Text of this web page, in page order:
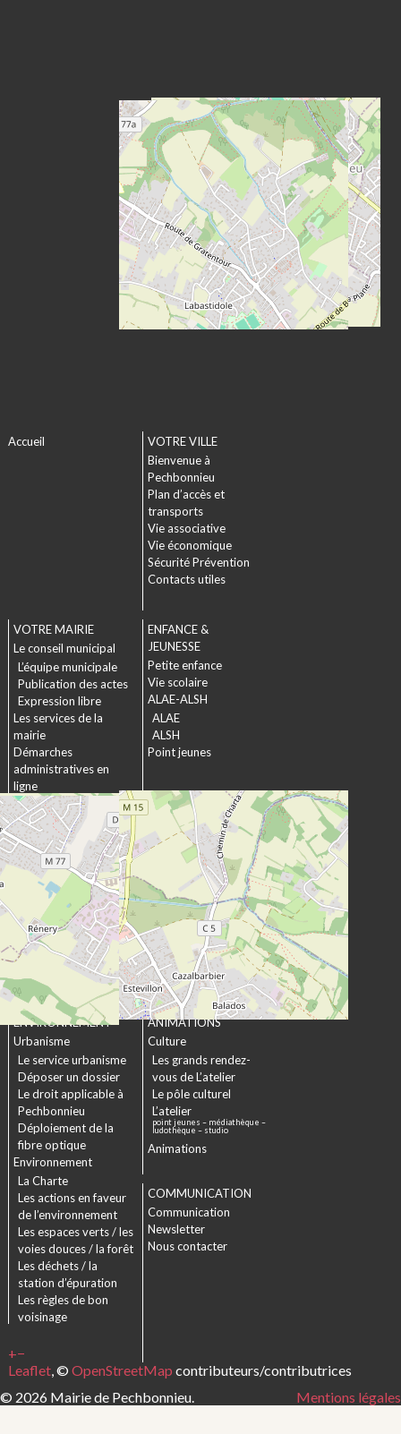
+−
Leaflet, © OpenStreetMap contributeurs/contributrices
Accueil
VOTRE VILLE
Bienvenue à
Pechbonnieu
Plan d’accès et
transports
Vie associative
Vie économique
Sécurité Prévention
Contacts utiles
VOTRE MAIRIE
Le conseil municipal
L’équipe municipale
Publication des actes
Expression libre
Les services de la
mairie
Démarches
administratives en
ligne
Formulaires
Marchés publics
ENFANCE &
JEUNESSE
Petite enfance
Vie scolaire
ALAE-ALSH
ALAE
ALSH
Point jeunes
SOCIAL &
SOLIDARITÉ
Actions municipales
La commission
intergénérationnelle
Maison de retraite La
chartreuse
Les établissements
médico-sociaux
Projet Se Canto
URBANISME &
ENVIRONNEMENT
Urbanisme
Le service urbanisme
Déposer un dossier
Le droit applicable à
Pechbonnieu
Déploiement de la
fibre optique
Environnement
La Charte
Les actions en faveur
de l’environnement
Les espaces verts / les
voies douces / la forêt
Les déchets / la
station d’épuration
Les règles de bon
voisinage
CULTURE &
ANIMATIONS
Culture
Les grands rendez-
vous de L’atelier
Le pôle culturel
L’atelier
point jeunes – médiathèque –
ludothèque – studio
Animations
COMMUNICATION
Communication
Newsletter
Nous contacter
© 2026 Mairie de Pechbonnieu. Mentions légales